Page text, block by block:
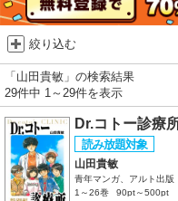
絞り込む
「山田貴敏」の検索結果
29件中 1～29件を表示
Dr.コトー診療
山田貴敏
青年マンガ、アルト出版
1～26巻
90pt～500pt